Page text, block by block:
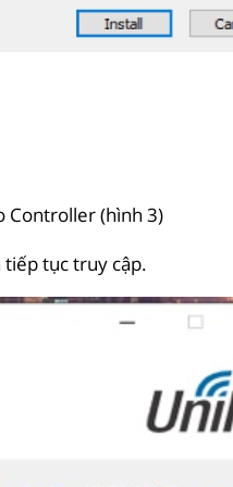
Controller (hình 3)
tiếp tục truy cập.